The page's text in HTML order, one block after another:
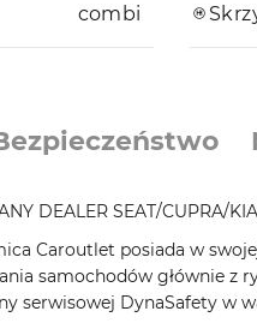
combi
DEALER SEAT/CUPRA/
Caroutlet posiada w
samochodów głównie z
serwisowej DynaSafety w